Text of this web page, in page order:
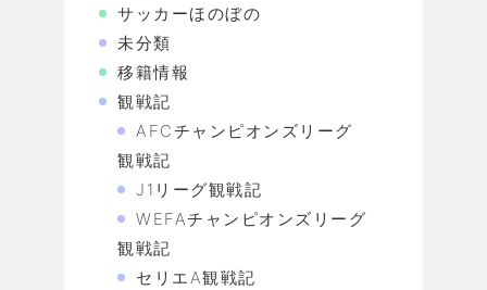
サッカーほのぼの
未分類
移籍情報
観戦記
AFCチャンピオンズリーグ
観戦記
J1リーグ観戦記
WEFAチャンピオンズリーグ
観戦記
セリエA観戦記